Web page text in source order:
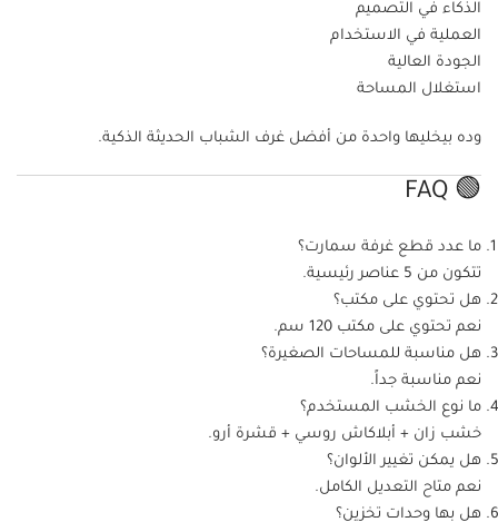
الذكاء في التصميم
العملية في الاستخدام
الجودة العالية
استغلال المساحة
وده بيخليها واحدة من أفضل غرف الشباب الحديثة الذكية.
🟢 FAQ
ما عدد قطع غرفة سمارت؟
تتكون من 5 عناصر رئيسية.
هل تحتوي على مكتب؟
نعم تحتوي على مكتب 120 سم.
هل مناسبة للمساحات الصغيرة؟
نعم مناسبة جداً.
ما نوع الخشب المستخدم؟
خشب زان + أبلاكاش روسي + قشرة أرو.
هل يمكن تغيير الألوان؟
نعم متاح التعديل الكامل.
هل بها وحدات تخزين؟